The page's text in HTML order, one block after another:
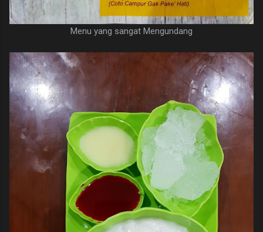
Menu yang sangat Mengundang